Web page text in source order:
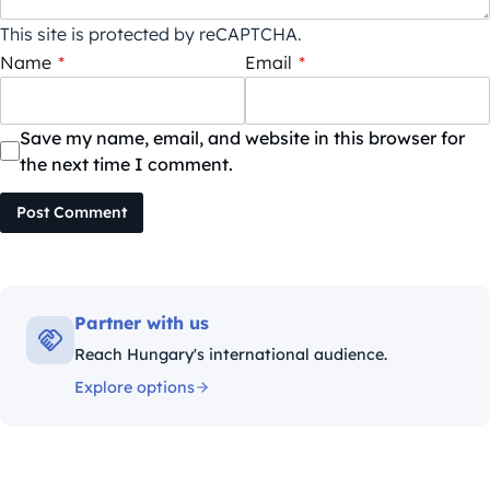
This site is protected by reCAPTCHA.
Name * Email *
Save my name, email, and website in this browser for
the next time I comment.
Post Comment
Partner with us
Reach Hungary's international audience.
Explore options